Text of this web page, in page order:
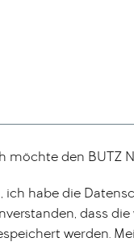
möchte den BUTZ
ich habe die
dass
werden.